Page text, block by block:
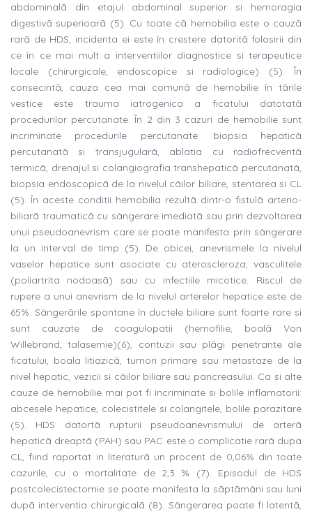
abdominalã din etajul abdominal superior si hemoragia
digestivã superioarã (5). Cu toate cã hemobilia este o cauzã
rarã de HDS, incidenta ei este în crestere datoritã folosirii din
ce în ce mai mult a interventiilor diagnostice si terapeutice
locale (chirurgicale, endoscopice si radiologice) (5). În
consecintã, cauza cea mai comunã de hemobilie în tãrile
vestice este trauma iatrogenica a ficatului datotatã
procedurilor percutanate. În 2 din 3 cazuri de hemobilie sunt
incriminate procedurile percutanate: biopsia hepaticã
percutanatã si transjugularã, ablatia cu radiofrecventã
termicã, drenajul si colangiografia transhepaticã percutanatã,
biopsia endoscopicã de la nivelul cãilor biliare, stentarea si CL
(5). În aceste conditii hemobilia rezultã dintr-o fistulã arterio-
biliarã traumaticã cu sângerare imediatã sau prin dezvoltarea
unui pseudoanevrism care se poate manifesta prin sângerare
la un interval de timp (5). De obicei, anevrismele la nivelul
vaselor hepatice sunt asociate cu ateroscleroza, vasculitele
(poliartrita nodoasã) sau cu infectiile micotice. Riscul de
rupere a unui anevrism de la nivelul arterelor hepatice este de
65%. Sângerãrile spontane în ductele biliare sunt foarte rare si
sunt cauzate de coagulopatii (hemofilie, boalã Von
Willebrand, talasemie)(6), contuzii sau plãgi penetrante ale
ficatului, boala litiazicã, tumori primare sau metastaze de la
nivel hepatic, vezicii si cãilor biliare sau pancreasului. Ca si alte
cauze de hemobilie mai pot fi incriminate si bolile inflamatorii:
abcesele hepatice, colecistitele si colangitele, bolile parazitare
(5). HDS datortã rupturii pseudoanevrismului de arterã
hepaticã dreaptã (PAH) sau PAC este o complicatie rarã dupa
CL, fiind raportat in literaturã un procent de 0,06% din toate
cazurile, cu o mortalitate de 2,3 % (7). Episodul de HDS
postcolecistectomie se poate manifesta la sãptãmâni sau luni
dupã interventia chirurgicalã (8). Sângerarea poate fi latentã,